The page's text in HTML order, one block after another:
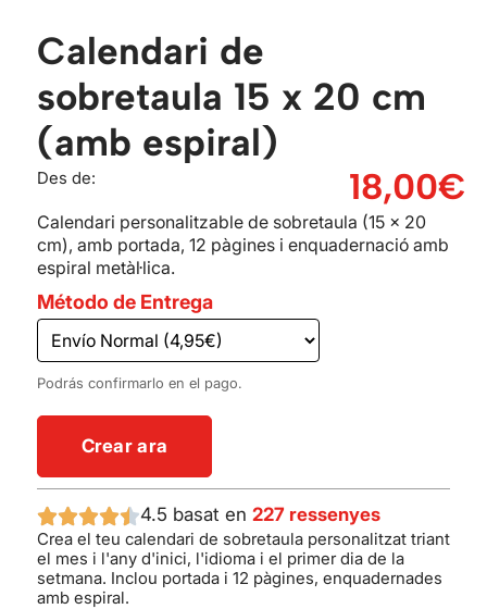
Calendari de
sobretaula 15 x 20 cm
(amb espiral)
Des de: 18,00€
Calendari personalitzable de sobretaula (15 x 20
cm), amb portada, 12 pàgines i enquadernació amb
espiral metàl·lica.
Método de Entrega
Podrás confirmarlo en el pago.
Crear ara
4.5 basat en 227 ressenyes
Crea el teu calendari de sobretaula personalitzat triant
el mes i l'any d'inici, l'idioma i el primer dia de la
setmana. Inclou portada i 12 pàgines, enquadernades
amb espiral.